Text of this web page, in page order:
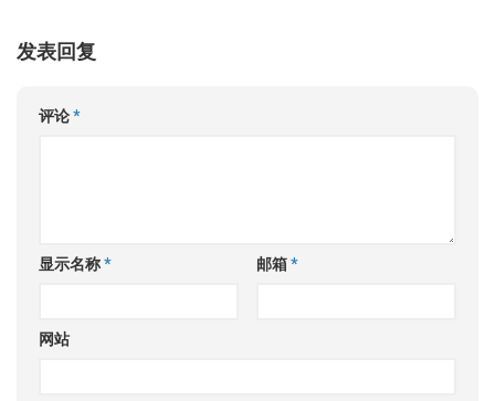
发表回复
评论*
显示名称* 邮箱*
网站